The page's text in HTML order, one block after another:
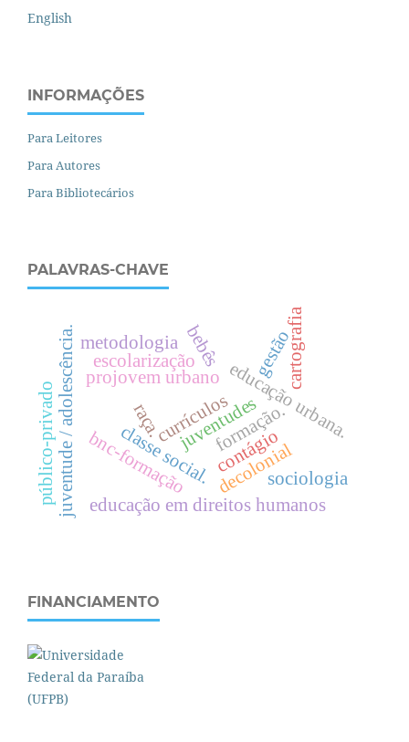
English
INFORMAÇÕES
Para Leitores
Para Autores
Para Bibliotecários
PALAVRAS-CHAVE
currículos
projovem urbano
juventude / adolescência. e
d
u
c
a
ç
ã
o
u
r
b
a
n
a
.
c
l
a
s
s
e
s
o
c
i
a
l
.
raça.
gestão
juventudes
escolarização
educação em direitos humanos
público-privado formação.
decolonial
bebês
contágio
cartografia
metodologia
bnc-formação sociologia
FINANCIAMENTO